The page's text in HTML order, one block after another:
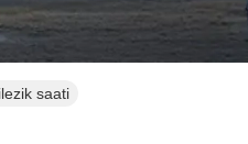
saati